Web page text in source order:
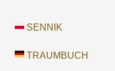
SENNIK
TRAUMBUCH